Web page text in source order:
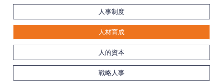
人事制度
人材育成
人的資本
戦略人事